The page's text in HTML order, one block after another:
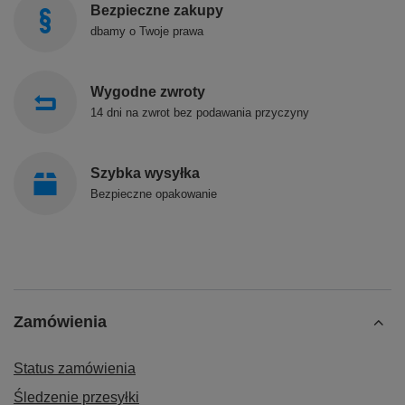
Bezpieczne zakupy
dbamy o Twoje prawa
Wygodne zwroty
14 dni na zwrot bez podawania przyczyny
Szybka wysyłka
Bezpieczne opakowanie
Zamówienia
Status zamówienia
Śledzenie przesyłki